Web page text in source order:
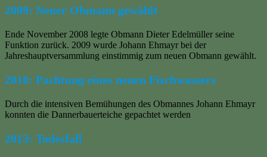
2009: Neuer Obmann gewählt
Ende November 2008 legte Obmann Dieter Edelmüller seine
Funktion zurück. 2009 wurde Johann Ehmayr bei der
Jahreshauptversammlung einstimmig zum neuen Obmann gewählt.
2010: Pachtung eines neuen Fischwassers
Durch die intensiven Bemühungen des Obmannes Johann Ehmayr
konnten die Dannerbauerteiche gepachtet werden
2013: Todesfall